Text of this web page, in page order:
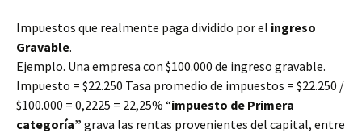
Impuestos que realmente paga dividido por el ingreso
Gravable.
Ejemplo. Una empresa con $100.000 de ingreso gravable.
Impuesto = $22.250 Tasa promedio de impuestos = $22.250 /
$100.000 = 0,2225 = 22,25% “impuesto de Primera
categoría” grava las rentas provenientes del capital, entre